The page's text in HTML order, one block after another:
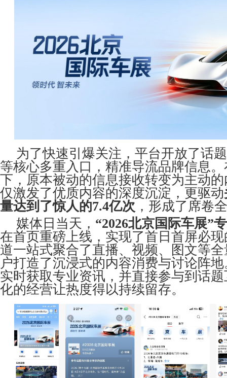
为了快速引爆关注，平台开放了话
等核心多重入口，精准导流品牌信息
下，原本被动的信息接收转变为主动
仅激发了优质内容的深度沉淀，更驱动
量达到了惊人的7.4亿次 ，形成了席卷
媒体日当天， “2026北京国际车展”
在首页重磅上线，实现了首日首屏必
道一站式聚合了直播、视频、图文等
户打造了沉浸式的内容消费与讨论阵
实时获取专业资讯，并直接参与到话
化的经营让热度得以持续留存。